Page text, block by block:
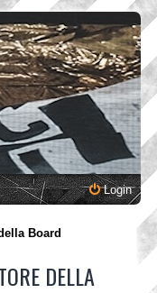
Login
Board
DELLA